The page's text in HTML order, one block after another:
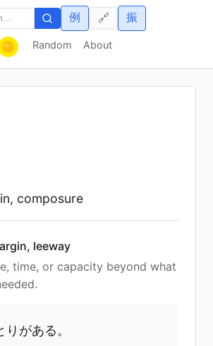
Random About
例 振
🔗
composure
leeway
time, or capacity beyond what
りがある。